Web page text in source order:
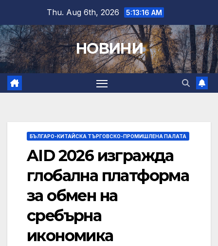
content
Thu. Aug 6th, 2026 5:13:17 AM
НОВИНИ
БЪЛГАРО-КИТАЙСКА ТЪРГОВСКО-ПРОМИШЛЕНА ПАЛАТА
AID 2026 изгражда
глобална платформа
за обмен на
сребърна
икономика